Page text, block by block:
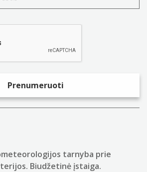
tarnyba prie
Biudžetinė įstaiga.